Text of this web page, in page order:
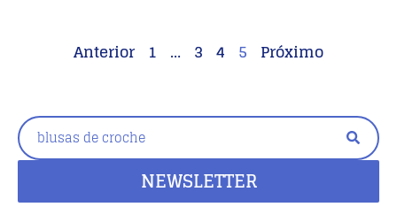
Anterior 1 … 3 4 5 Próximo
NEWSLETTER